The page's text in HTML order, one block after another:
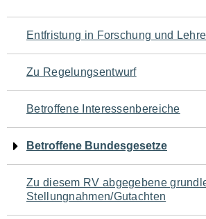
Navigation
für
den
Seiteninhalt
Entfristung in Forschung und Lehre
Zu Regelungsentwurf
Betroffene Interessenbereiche
Betroffene Bundesgesetze
Zu diesem RV abgegebene
Stellungnahmen/Gutachten